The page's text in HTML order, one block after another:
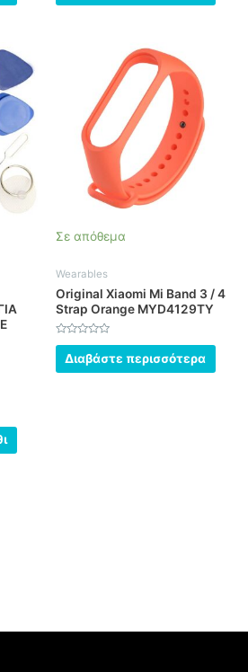
Σε απόθεμα
Wearables
Original Xiaomi Mi Band 3 / 4
Strap Orange MYD4129TY
Βαθμολογήθηκε
από
Διαβάστε περισσότερα